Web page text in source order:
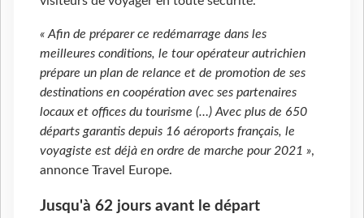
« Afin de préparer ce redémarrage dans les
meilleures conditions, le tour opérateur autrichien
prépare un plan de relance et de promotion de ses
destinations en coopération avec ses partenaires
locaux et offices du tourisme (…) Avec plus de 650
départs garantis depuis 16 aéroports français, le
voyagiste est déjà en ordre de marche pour 2021 »,
annonce Travel Europe.
Jusqu'à 62 jours avant le départ